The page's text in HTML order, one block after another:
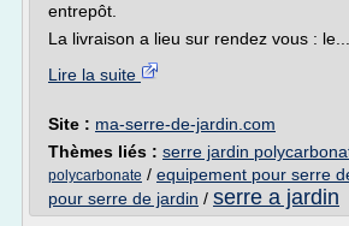
entrepôt.
La livraison a lieu sur rendez vous : le...
Lire la suite
Site : ma-serre-de-jardin.com
Thèmes liés : serre jardin
polycarbonate / equipement pour serre
pour serre de jardin / serre a jardin